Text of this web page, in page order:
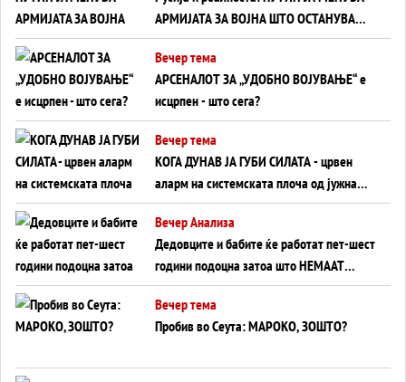
АРМИЈАТА ЗА ВОЈНА ШТО ОСТАНУВА
БЕЗ ФРОНТ
Вечер тема
АРСЕНАЛОТ ЗА „УДОБНО ВОЈУВАЊЕ“ е
исцрпен - што сега?
Вечер тема
КОГА ДУНАВ ЈА ГУБИ СИЛАТА - црвен
аларм на системската плоча од јужна
Германија до Црното Море...
Вечер Анализа
Дедовците и бабите ќе работат пет-шест
години подоцна затоа што НЕМААТ
ВНУЦИ ДА ГИ ЗАМЕНАТ
Вечер тема
Пробив во Сеута: МАРОКО, ЗОШТО?